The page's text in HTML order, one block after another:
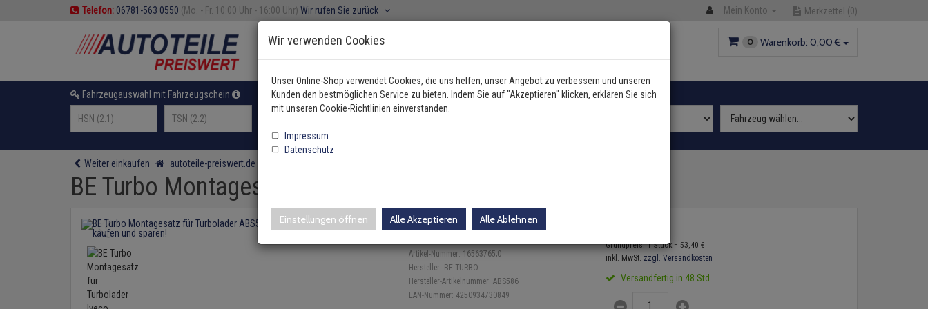
Telefon: 06781-563 0550 (Mo. - Fr. 10:00 Uhr - 16:00 Uhr) Wir rufen Sie zurück Mein Konto Merkzettel (0)
0 Warenkorb: 0,00 €
Fahrzeugauswahl mit Fahrzeugschein oder Fahrzeugtyp manuell wählen
Weiter einkaufen autoteile-preiswert.de
BE Turbo Montagesatz für Turbolader Iveco ABS586
Einloggen und Bewertung schreiben
Artikel-Nummer: 16563765;0
Hersteller: BE TURBO
Hersteller-Artikelnummer:ABS586
EAN-Nummer: 4250934730849
Grundpreis: 1 Stück = 53,40 €
inkl. MwSt. zzgl. Versandkosten
Versandfertig in 48 Std
Wir verwenden Cookies
Unser Online-Shop verwendet Cookies, die uns helfen, unser Angebot zu verbessern und unseren
Kunden den bestmöglichen Service zu bieten. Indem Sie auf "Akzeptieren" klicken, erklären Sie sich
mit unseren Cookie-Richtlinien einverstanden.
Impressum
Datenschutz
Einstellungen öffnen Alle Akzeptieren Alle Ablehnen